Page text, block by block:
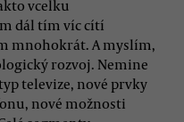
vcelku
dál tím víc cítí
mnohokrát. A myslím,
rozvoj. Nemine
televize, nové prvky
nové možnosti